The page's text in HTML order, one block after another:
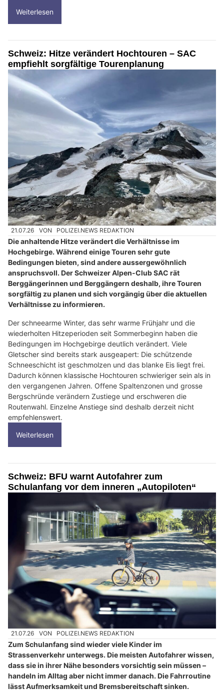
Weiterlesen
Schweiz: Hitze verändert Hochtouren – SAC
empfiehlt sorgfältige Tourenplanung
21.07.26 VON POLIZEI.NEWS REDAKTION
Die anhaltende Hitze verändert die Verhältnisse im
Hochgebirge. Während einige Touren sehr gute
Bedingungen bieten, sind andere aussergewöhnlich
anspruchsvoll. Der Schweizer Alpen-Club SAC rät
Berggängerinnen und Berggängern deshalb, ihre Touren
sorgfältig zu planen und sich vorgängig über die aktuellen
Verhältnisse zu informieren.
Der schneearme Winter, das sehr warme Frühjahr und die
wiederholten Hitzeperioden seit Sommerbeginn haben die
Bedingungen im Hochgebirge deutlich verändert. Viele
Gletscher sind bereits stark ausgeapert: Die schützende
Schneeschicht ist geschmolzen und das blanke Eis liegt frei.
Dadurch können klassische Hochtouren schwieriger sein als in
den vergangenen Jahren. Offene Spaltenzonen und grosse
Bergschründe verändern Zustiege und erschweren die
Routenwahl. Einzelne Anstiege sind deshalb derzeit nicht
empfehlenswert.
Weiterlesen
Schweiz: BFU warnt Autofahrer zum
Schulanfang vor dem inneren „Autopiloten“
21.07.26 VON POLIZEI.NEWS REDAKTION
Zum Schulanfang sind wieder viele Kinder im
Strassenverkehr unterwegs. Die meisten Autofahrer wissen,
dass sie in ihrer Nähe besonders vorsichtig sein müssen –
handeln im Alltag aber nicht immer danach. Die Fahrroutine
lässt Aufmerksamkeit und Bremsbereitschaft sinken.